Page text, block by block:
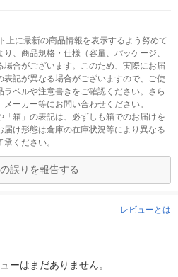
上に最新の商品情報を表示するよう努めて
、商品規格・仕様（容量、パッケージ、
合がございます。このため、実際にお届
記が異なる場合がございますので、ご使
ベルや注意書きをご確認ください。さら
ーカー等にお問い合わせください。
「箱」の表記は、必ずしも箱でのお届けを
け形態は倉庫の在庫状況等により異なる
ください。
誤りを報告する
レビューとは
ーはまだありません。